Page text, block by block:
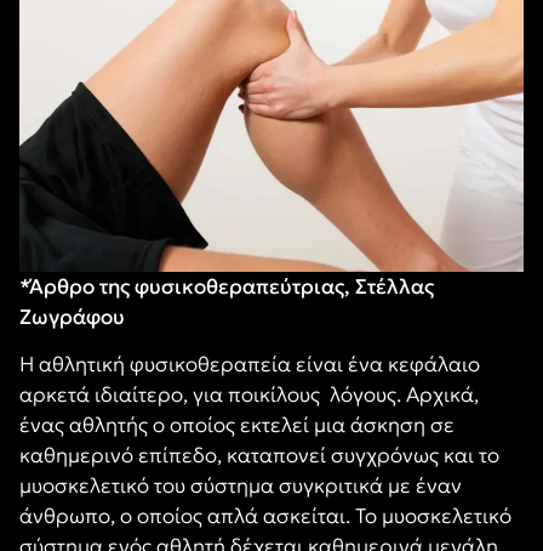
*Άρθρο της φυσικοθεραπεύτριας, Στέλλας
Ζωγράφου
Η αθλητική φυσικοθεραπεία είναι ένα κεφάλαιο
αρκετά ιδιαίτερο, για ποικίλους λόγους. Αρχικά,
ένας αθλητής ο οποίος εκτελεί μια άσκηση σε
καθημερινό επίπεδο, καταπονεί συγχρόνως και το
μυοσκελετικό του σύστημα συγκριτικά με έναν
άνθρωπο, ο οποίος απλά ασκείται. Το μυοσκελετικό